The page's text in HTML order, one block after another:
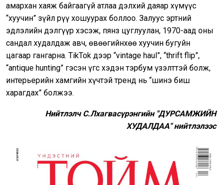
амархан хаяж байгаагүй атлаа дэлхий даяар хүмүүс
“хуучин” зүйл рүү хошуурах боллоо. Залуус эртний
эдлэлийн дэлгүүр хэсэж, пянз цуглуулан, 1970-аад оны
сандал худалдаж авч, өвөөгийнхөө хуучин бугуйн
цагаар гангарна. TikTok дээр “vintage haul”, “thrift flip”,
“antique hunting” гэсэн үгс хэдэн тэрбум үзэлттэй болж,
интерьерийн хамгийн хүчтэй тренд нь “шинэ биш
харагдах” болжээ.
Нийтлэлч С.Лхагвасүрэнгийн "ДУРСАМЖИЙН
ХУДАЛДАА" нийтлэлээс